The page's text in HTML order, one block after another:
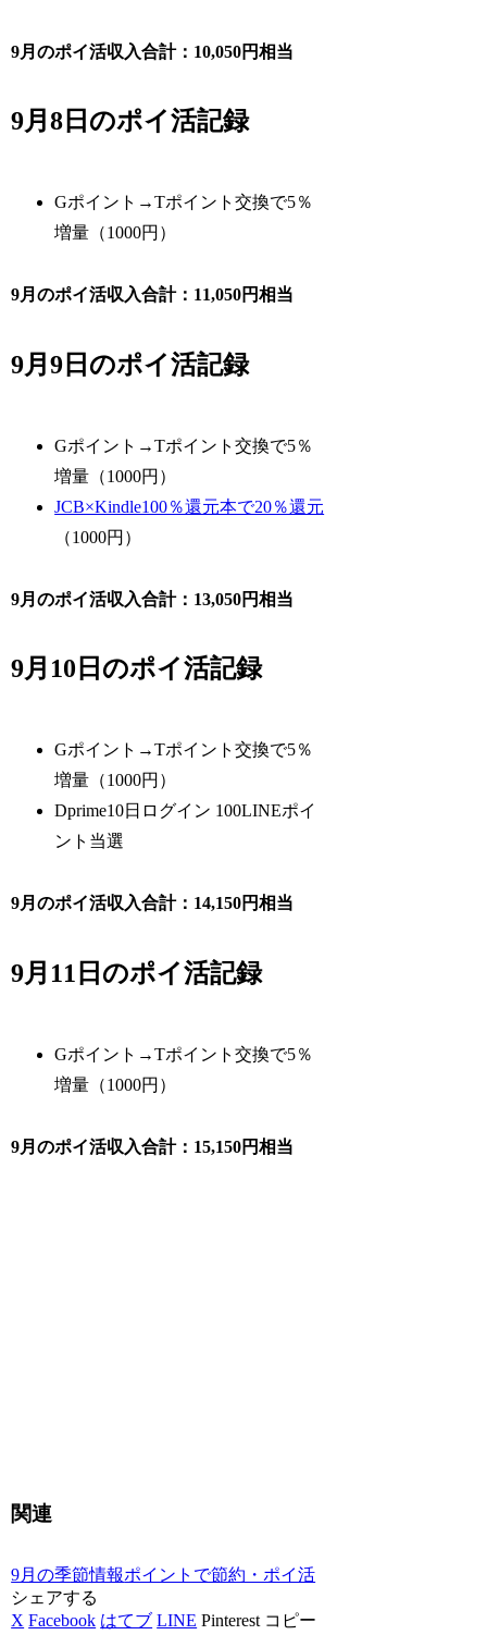
9月のポイ活収入合計：10,050円相当
9月8日のポイ活記録
Gポイント→Tポイント交換で5％
増量（1000円）
9月のポイ活収入合計：11,050円相当
9月9日のポイ活記録
Gポイント→Tポイント交換で5％
増量（1000円）
JCB×Kindle100％還元本で20％還元
（1000円）
9月のポイ活収入合計：13,050円相当
9月10日のポイ活記録
Gポイント→Tポイント交換で5％
増量（1000円）
Dprime10日ログイン 100LINEポイ
ント当選
9月のポイ活収入合計：14,150円相当
9月11日のポイ活記録
Gポイント→Tポイント交換で5％
増量（1000円）
9月のポイ活収入合計：15,150円相当
関連
9月の季節情報ポイントで節約・ポイ活
シェアする
X Facebook はてブ LINE Pinterest コピー